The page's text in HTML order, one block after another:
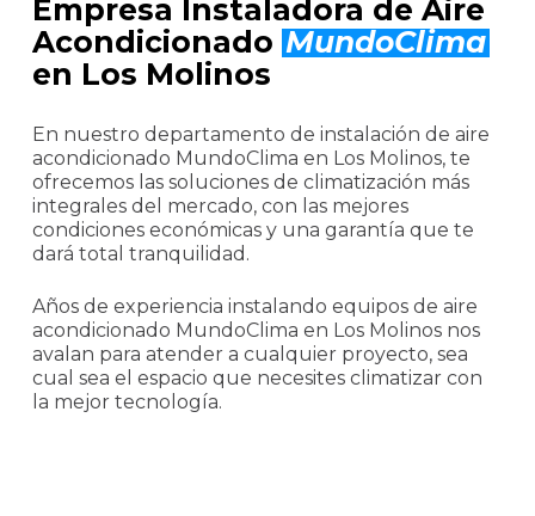
Empresa Instaladora de Aire
Acondicionado MundoClima
en Los Molinos
En nuestro departamento de instalación de aire
acondicionado MundoClima en Los Molinos, te
ofrecemos las soluciones de climatización más
integrales del mercado, con las mejores
condiciones económicas y una garantía que te
dará total tranquilidad.
Años de experiencia instalando equipos de aire
acondicionado MundoClima en Los Molinos nos
avalan para atender a cualquier proyecto, sea
cual sea el espacio que necesites climatizar con
la mejor tecnología.